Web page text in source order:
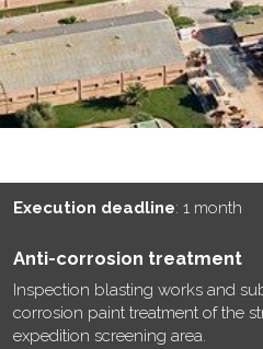
Execution deadline: 1 month
Anti-corrosion treatment
Inspection blasting works and
corrosion paint treatment of the
expedition screening area.